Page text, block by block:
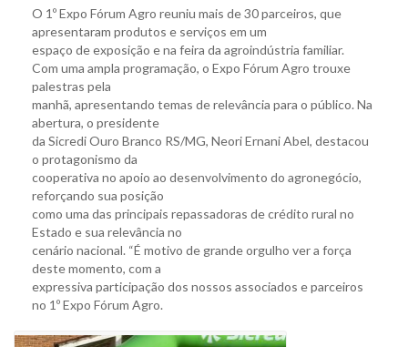
O 1º Expo Fórum Agro reuniu mais de 30 parceiros, que
apresentaram produtos e serviços em um
espaço de exposição e na feira da agroindústria familiar.
Com uma ampla programação, o Expo Fórum Agro trouxe
palestras pela
manhã, apresentando temas de relevância para o público. Na
abertura, o presidente
da Sicredi Ouro Branco RS/MG, Neori Ernani Abel, destacou
o protagonismo da
cooperativa no apoio ao desenvolvimento do agronegócio,
reforçando sua posição
como uma das principais repassadoras de crédito rural no
Estado e sua relevância no
cenário nacional. “É motivo de grande orgulho ver a força
deste momento, com a
expressiva participação dos nossos associados e parceiros
no 1º Expo Fórum Agro.